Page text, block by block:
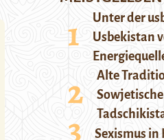
Unter der
Usbekistan
Alte
Sexismus